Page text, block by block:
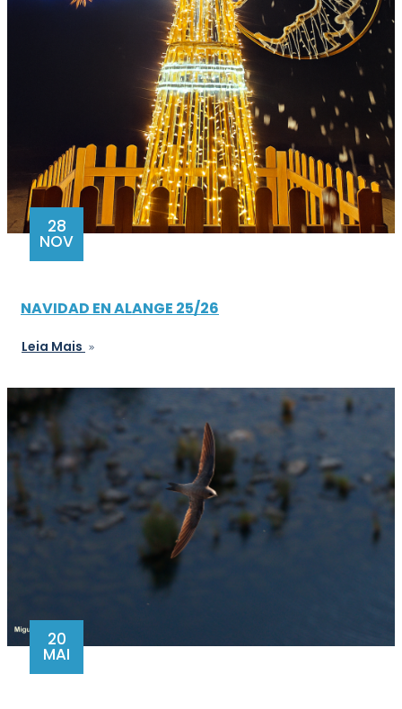
28
NOV
NAVIDAD EN ALANGE 25/26
Leia Mais
20
MAI